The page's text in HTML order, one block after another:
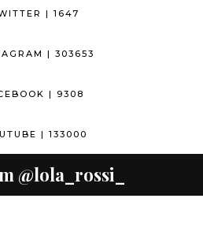
| 1647
| 303653
| 9308
| 133000
@lola_rossi_